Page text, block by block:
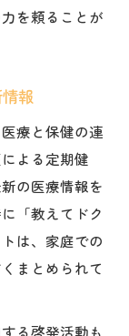
を頼ることが
報
療と保健の連
よる定期健
の医療情報を
「教えてドク
は、家庭での
まとめられて
る啓発活動も